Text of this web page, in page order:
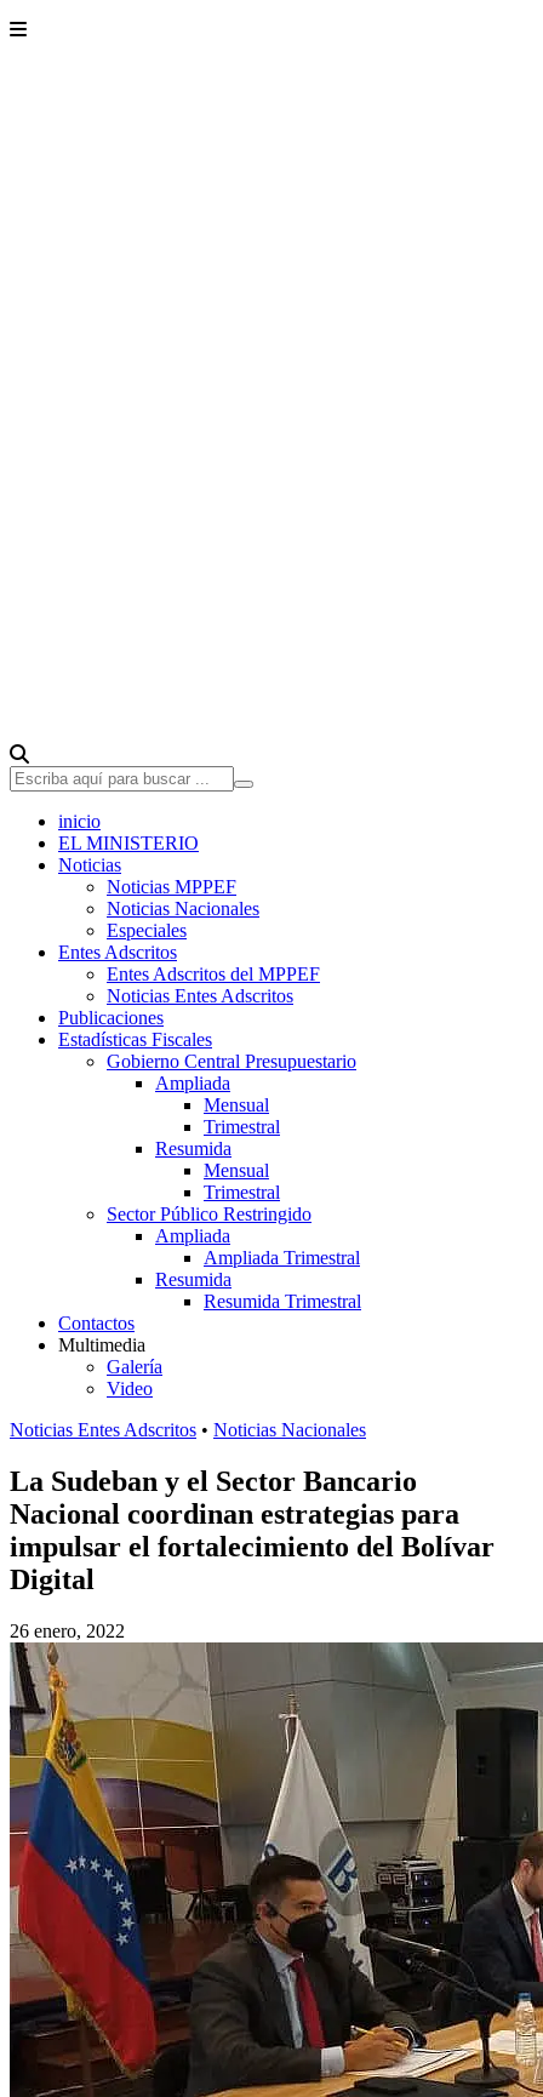
inicio
EL MINISTERIO
Noticias
Noticias MPPEF
Noticias Nacionales
Especiales
Entes Adscritos
Entes Adscritos del MPPEF
Noticias Entes Adscritos
Publicaciones
Estadísticas Fiscales
Gobierno Central Presupuestario
Ampliada
Mensual
Trimestral
Resumida
Mensual
Trimestral
Sector Público Restringido
Ampliada
Ampliada Trimestral
Resumida
Resumida Trimestral
Contactos
Multimedia
Galería
Video
Noticias Entes Adscritos • Noticias Nacionales
La Sudeban y el Sector Bancario
Nacional coordinan estrategias para
impulsar el fortalecimiento del Bolívar
Digital
26 enero, 2022